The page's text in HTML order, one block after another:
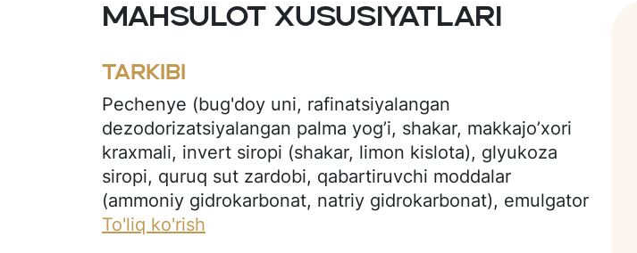
Mahsulot xususiyatlari
Tarkibi
Pechenye (bug'doy uni, rafinatsiyalangan
dezodorizatsiyalangan palma yog’i, shakar, makkajo’xori
kraxmali, invert siropi (shakar, limon kislota), glyukoza
siropi, quruq sut zardobi, qabartiruvchi moddalar
(ammoniy gidrokarbonat, natriy gidrokarbonat), emulgator
(soya letsitin), osh tuzi, hid beruvchi modda (vanilin)),
To'liq ko'rish